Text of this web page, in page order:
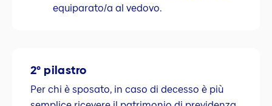
equiparato/a al vedovo.
2° pilastro
Per chi è sposato, in caso di decesso è più